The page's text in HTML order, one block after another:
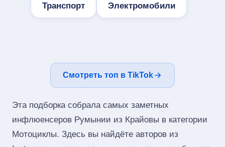
Транспорт Электромобили
Смотреть топ в TikTok
Эта подборка собрала самых заметных
инфлюенсеров Румынии из Крайовы в категории
Мотоциклы. Здесь вы найдёте авторов из